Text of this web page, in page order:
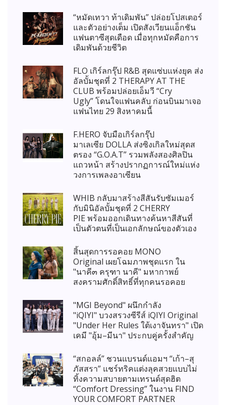
“หมัดเทวา ท้าเดิมพัน” ปล่อยโปสเตอร์
และตัวอย่างเต็ม เปิดสังเวียนแอ็กชัน
แฟนตาซีสุดเดือด เมื่อทุกหมัดคือการ
เดิมพันด้วยชีวิต
FLO เกิร์ลกรุ๊ป R&B สุดแซ่บแห่งยุค ส่ง
อัลบั้มชุดที่ 2 THERAPY AT THE
CLUB พร้อมปล่อยเอ็มวี “Cry
Ugly” โดนใจแฟนคลับ ก่อนบินมาเจอ
แฟนไทย 29 สิงหาคมนี้
F.HERO จับมือเกิร์ลกรุ๊ป
มาเลเซีย DOLLA ส่งซิงเกิลใหม่สุดส
ตรอง “G.O.A.T” รวมพลังสองศิลปิน
แถวหน้า สร้างปรากฏการณ์ใหม่แห่ง
วงการเพลงอาเซียน
WHIB กลับมาสร้างสีสันรับซัมเมอร์
กับมินิอัลบั้มชุดที่ 2 CHERRY
PIE พร้อมออกเดินทางค้นหาสีสันที่
เป็นตัวตนที่เป็นเอกลักษณ์ของตัวเอง
สิ้นสุดการรอคอย MONO
Original เผยโฉมภาพชุดแรก ใน
"นาคี๓ ครุฑา นาคี" มหากาพย์
สงครามศักดิ์สิทธิ์ที่ทุกคนรอคอย
"MGI Beyond" ผนึกกำลัง
"iQIYI" บวงสรวงซีรีส์ iQIYI Original
"Under Her Rules ใต้เงาจันทรา" เปิด
เคมี "อุ้ม–มีนา" ประกบคู่ครั้งสำคัญ
“สกอลล์” ชวนแบรนด์แอมฯ “เก้า–สุ
ภัสสรา” แชร์ทริคแต่งลุคสวยแบบไม่
ทิ้งความสบายตามเทรนด์สุดฮิต
“Comfort Dressing” ในงาน FIND
YOUR COMFORT PARTNER